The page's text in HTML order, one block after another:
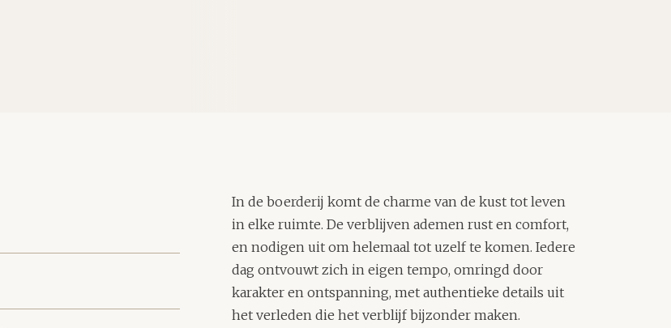
In de boerderij komt de charme van de kust tot leven
in elke ruimte. De verblijven ademen rust en comfort,
en nodigen uit om helemaal tot uzelf te komen. Iedere
dag ontvouwt zich in eigen tempo, omringd door
karakter en ontspanning, met authentieke details uit
het verleden die het verblijf bijzonder maken.